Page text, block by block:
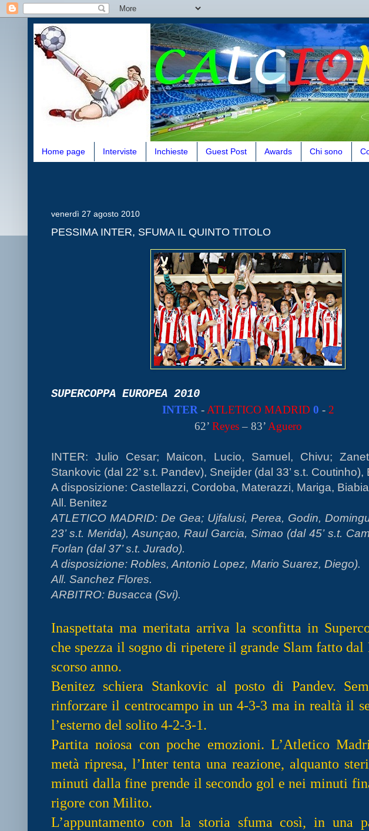
Home page Interviste Inchieste Guest Post Awards Chi sono
venerdì 27 agosto 2010
PESSIMA INTER, SFUMA IL QUINTO TITOLO
SUPERCOPPA EUROPEA 2010
INTER - ATLETICO MADRID 0 - 2
62’ Reyes– 83’ Aguero
INTER: Julio Cesar; Maicon, Lucio, Samuel, Chivu;
Stankovic (dal 22’ s.t. Pandev), Sneijder (dal 33’ s.t. Coutinho),
A disposizione: Castellazzi, Cordoba, Materazzi, Mariga,
All. Benitez
ATLETICO MADRID: De Gea; Ujfalusi, Perea, Godin,
23’ s.t. Merida), Asunçao, Raul Garcia, Simao (dal 45’ s.t.
Forlan (dal 37’ s.t. Jurado).
A disposizione: Robles, Antonio Lopez, Mario Suarez, Diego).
All. Sanchez Flores.
ARBITRO: Busacca (Svi).
Inaspettata ma meritata arriva la sconfitta in
che spezza il sogno di ripetere il grande Slam fatto
scorso anno.
Benitez schiera Stankovic al posto di Pandev.
rinforzare il centrocampo in un 4-3-3 ma in realtà il
l’esterno del solito 4-2-3-1.
Partita noiosa con poche emozioni. L’Atletico
metà ripresa, l’Inter tenta una reazione, alquanto
minuti dalla fine prende il secondo gol e nei minuti
rigore con Milito.
L’appuntamento con la storia sfuma così, in una